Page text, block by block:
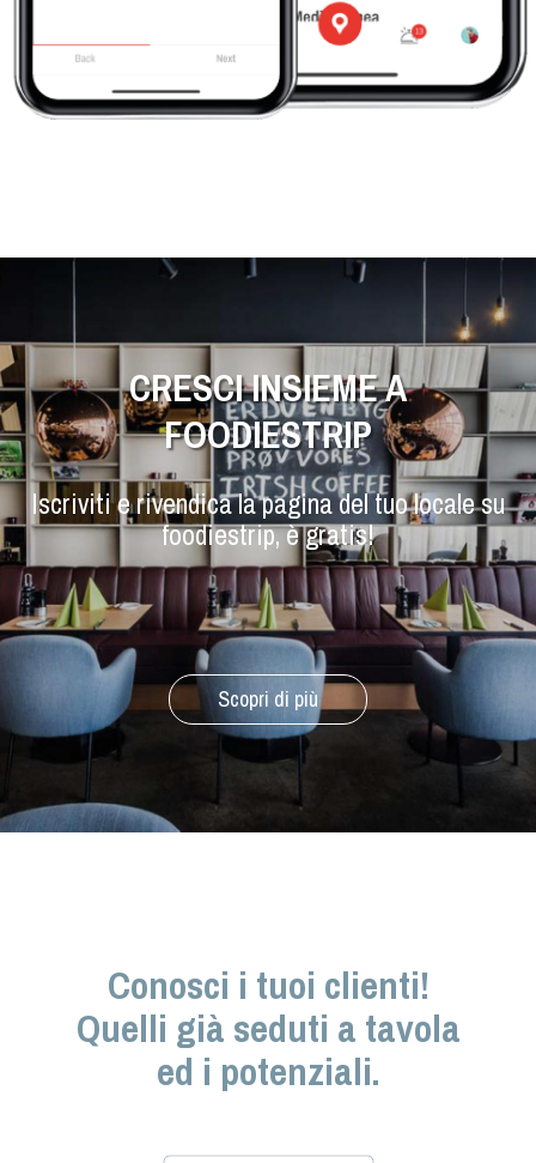
CRESCI INSIEME A
FOODIESTRIP
Iscriviti e rivendica la pagina del tuo locale su
foodiestrip, è gratis!
Scopri di più
Conosci i tuoi clienti!
Quelli già seduti a tavola
ed i potenziali.